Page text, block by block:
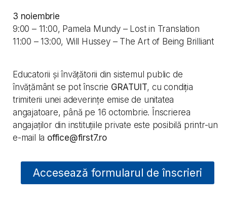
3 noiembrie
9:00 – 11:00, Pamela Mundy – Lost in Translation
11:00 – 13:00, Will Hussey – The Art of Being Brilliant
Educatorii și învățătorii din sistemul public de
învățământ se pot înscrie GRATUIT, cu condiția
trimiterii unei adeverințe emise de unitatea
angajatoare, până pe 16 octombrie. Înscrierea
angajaților din instituțiile private este posibilă printr-un
e-mail la office@first7.ro
Accesează formularul de înscrieri